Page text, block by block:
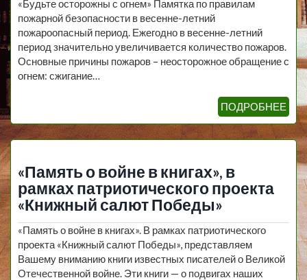
«Будьте осторожны с огнем» Памятка по правилам
пожарной безопасности в весенне-летний
пожароопасный период. Ежегодно в весенне-летний
период значительно увеличивается количество пожаров.
Основные причины пожаров – неосторожное обращение с
огнем: сжигание…
ПОДРОБНЕЕ
«Память о войне в книгах», в
рамках патриотического проекта
«Книжный салют Победы»
«Память о войне в книгах». В рамках патриотического
проекта «Книжный салют Победы», представляем
Вашему вниманию книги известных писателей о Великой
Отечественной войне. Эти книги — о подвигах наших